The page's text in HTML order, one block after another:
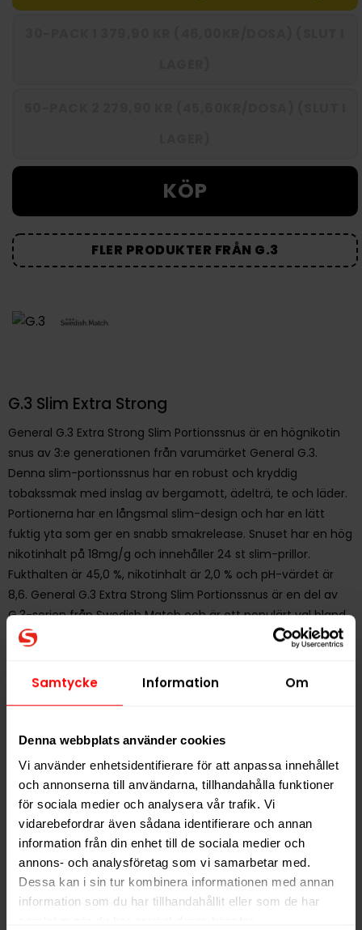
Samtycke Information Om
Denna webbplats använder cookies
Vi använder enhetsidentifierare för att anpassa innehållet
och annonserna till användarna, tillhandahålla funktioner
för sociala medier och analysera vår trafik. Vi
vidarebefordrar även sådana identifierare och annan
information från din enhet till de sociala medier och
annons- och analysföretag som vi samarbetar med.
Dessa kan i sin tur kombinera informationen med annan
information som du har tillhandahållit eller som de har
KÖP
FLER PRODUKTER FRÅN G.3
G.3 Slim Extra Strong
General G.3 Extra Strong Slim Portionssnus är en högnikotin
snus av 3:e generationen från varumärket General G.3.
Denna slim-portionssnus har en robust och kryddig
tobakssmak med inslag av bergamott, ädelträ, te och läder.
Portionerna har en långsmal slim-design och har en lätt
fuktig yta som ger en snabb smakrelease. Snuset har en hög
nikotinhalt på 18mg/g och innehåller 24 st slim-prillor.
Fukthalten är 45,0 %, nikotinhalt är 2,0 % och pH-värdet är
8,6. General G.3 Extra Strong Slim Portionssnus är en del av
G.3-serien från Swedish Match och är ett populärt val bland
snusare som vill ha en stark och kryddig tobakssmak med
Hitta alla produkter från
Alla produkter med smakenTraditionell
PRODUKTINFORMATION
Typ
Portionssnus
Smak
Traditionell
Styrka
Stark